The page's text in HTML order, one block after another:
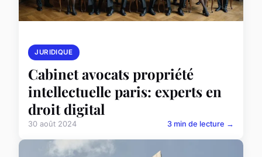
JURIDIQUE
Cabinet avocats propriété
intellectuelle paris: experts en
droit digital
30 août 2024 3 min de lecture →